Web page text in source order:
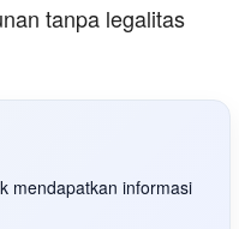
tanpa legalitas
mendapatkan informasi